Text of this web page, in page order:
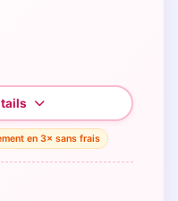
en 3× sans frais